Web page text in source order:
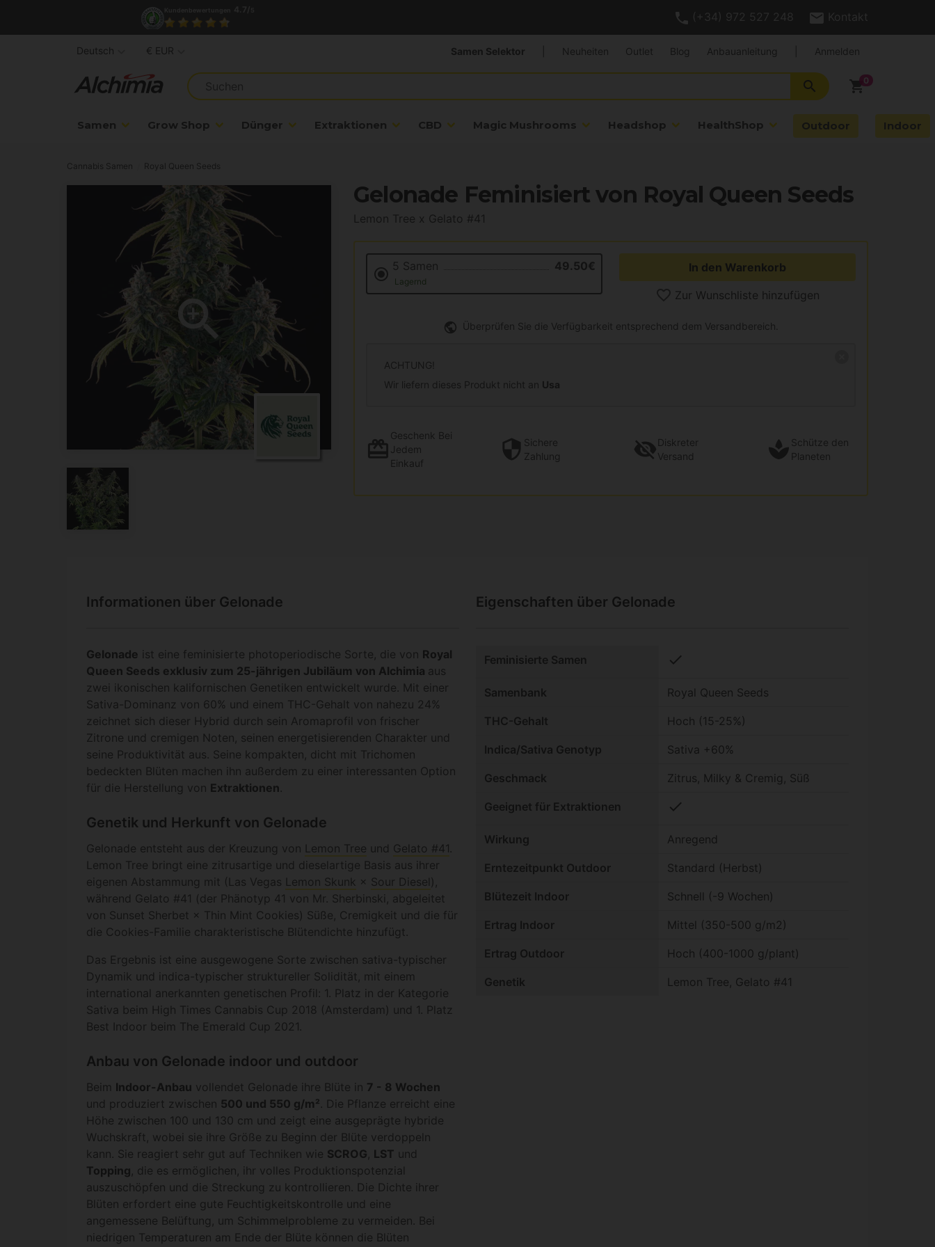
(+34) 972 527 248 Kontakt
shopping_cart
search
Samen Grow Shop Dünger Extraktionen CBD Magic Mushrooms Headshop HealthShop Outdoor Indoor
Samen Selektor Neuheiten Outlet Blog Anbauanleitung Anmelden
Deutsch € EUR
Cannabis Samen Royal Queen Seeds
Gelonade Feminisiert von Royal Queen Seeds
Lemon Tree x Gelato #41
5 Samen 49.50€
Lagernd
In den Warenkorb
Zur Wunschliste hinzufügen
Überprüfen Sie die Verfügbarkeit entsprechend dem Versandbereich.
ACHTUNG!
Wir liefern dieses Produkt nicht an Usa
Geschenk Bei
Jedem
Einkauf
Sichere
Zahlung
Diskreter
Versand
Schütze den
Planeten
Informationen über Gelonade
Gelonade ist eine feminisierte photoperiodische Sorte, die von Royal
Queen Seeds exklusiv zum 25-jährigen Jubiläum von Alchimia aus
zwei ikonischen kalifornischen Genetiken entwickelt wurde. Mit einer
Sativa-Dominanz von 60% und einem THC-Gehalt von nahezu 24%
zeichnet sich dieser Hybrid durch sein Aromaprofil von frischer
Zitrone und cremigen Noten, seinen energetisierenden Charakter und
seine Produktivität aus. Seine kompakten, dicht mit Trichomen
bedeckten Blüten machen ihn außerdem zu einer interessanten Option
für die Herstellung von Extraktionen
Genetik und Herkunft von Gelonade
Gelonade entsteht aus der Kreuzung von Lemon Tree und Gelato #41
Lemon Tree bringt eine zitrusartige und dieselartige Basis aus ihrer
eigenen Abstammung mit (Las Vegas
Lemon Skunk × Sour Diesel ),
während Gelato #41 (der Phänotyp 41 von Mr. Sherbinski, abgeleitet
von Sunset Sherbet × Thin Mint Cookies) Süße, Cremigkeit und die für
die Cookies-Familie charakteristische Blütendichte hinzufügt.
Das Ergebnis ist eine ausgewogene Sorte zwischen sativa-typischer
Dynamik und indica-typischer struktureller Solidität, mit einem
international anerkannten genetischen Profil: 1. Platz in der Kategorie
Sativa beim High Times Cannabis Cup 2018 (Amsterdam) und 1. Platz
Best Indoor beim The Emerald Cup 2021.
Anbau von Gelonade indoor und outdoor
Beim Indoor-Anbau vollendet Gelonade ihre Blüte in 7 - 8 Wochen
und produziert zwischen 500 und 550 g/m² . Die Pflanze erreicht eine
Höhe zwischen 100 und 130 cm und zeigt eine ausgeprägte hybride
Wuchskraft, wobei sie ihre Größe zu Beginn der Blüte verdoppeln
kann. Sie reagiert sehr gut auf Techniken wie SCROG LST und
Topping , die es ermöglichen, ihr volles Produktionspotenzial
auszuschöpfen und die Streckung zu kontrollieren. Die Dichte ihrer
Blüten erfordert eine gute Feuchtigkeitskontrolle und eine
angemessene Belüftung, um Schimmelprobleme zu vermeiden. Bei
niedrigen Temperaturen am Ende der Blüte können die Blüten
Eigenschaften über Gelonade
Feminisierte Samen check
Samenbank Royal Queen Seeds
THC-Gehalt Hoch (15-25%)
Indica/Sativa Genotyp Sativa +60%
Geschmack Zitrus, Milky & Cremig, Süß
Geeignet für Extraktionen check
Wirkung Anregend
Erntezeitpunkt Outdoor Standard (Herbst)
Blütezeit Indoor Schnell (-9 Wochen)
Ertrag Indoor Mittel (350-500 g/m2)
Ertrag Outdoor Hoch (400-1000 g/plant)
Genetik Lemon Tree, Gelato #41